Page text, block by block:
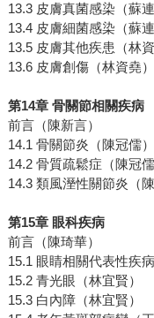
13.3 皮膚真菌感染（蘇
13.4 皮膚細菌感染（蘇連
13.5 皮膚其他疾患（林
13.6 皮膚創傷（林資堯）
第14章 骨關節相關疾病
前言（陳新言）
14.1 骨關節炎（陳冠儒）
14.2 骨質疏鬆症（陳冠儒
14.3 類風溼性關節炎（
第15章 眼科疾病
前言（陳琦華）
15.1 眼睛相關代表性疾
15.2 青光眼（林宜賢）
15.3 白內障（林宜賢）